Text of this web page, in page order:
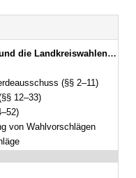
Vom 7. November 2006 (GVBl. S. 852) BayRS 2021-1/2-1-I (§§ 1–103)
(§§ 2–11)
12–33)
von Wahlvorschlägen